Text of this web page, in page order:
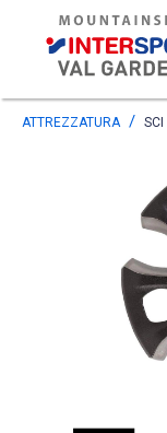
ATTREZZATURA SCI